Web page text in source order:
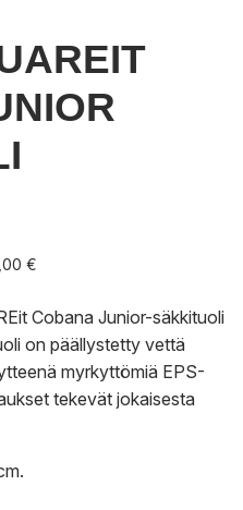
€
Cobana Junior-säkkituoli
on päällystetty vettä
myrkyttömiä EPS-
tekevät jokaisesta